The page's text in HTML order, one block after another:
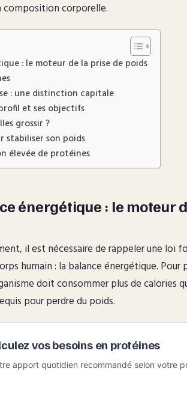
composition corporelle.
: le moteur de la prise de poids
: une distinction capitale
et ses objectifs
grossir ?
stabiliser son poids
élevée de protéines
énergétique : le moteur
il est nécessaire de rappeler une loi
humain : la balance énergétique. Pour
doit consommer plus de calories
pour perdre du poids.
vos besoins en protéines
apport quotidien recommandé selon votre